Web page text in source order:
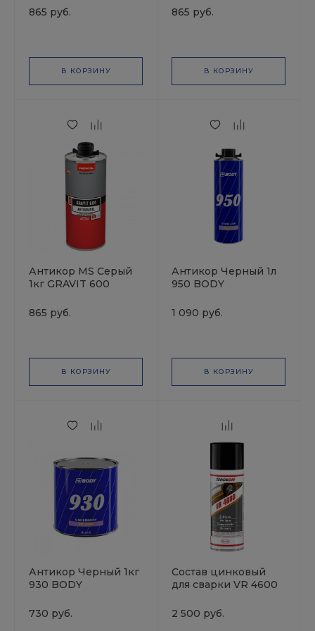
865 руб.
В КОРЗИНУ
865 руб.
В КОРЗИНУ
Антикор MS Серый
1кг GRAVIT 600
865 руб.
В КОРЗИНУ
Антикор Черный 1л
950 BODY
1 090 руб.
В КОРЗИНУ
Антикор Черный 1кг
930 BODY
730 руб.
Состав цинковый
для сварки VR 4600
TEROSON
2 500 руб.